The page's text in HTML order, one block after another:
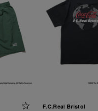
F.C.Real Bristol